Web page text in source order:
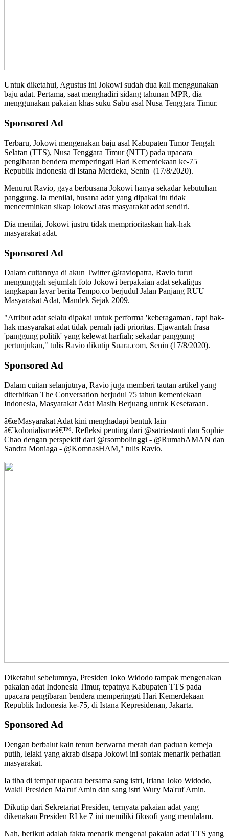
Untuk diketahui, Agustus ini Jokowi sudah dua kali menggunakan
baju adat. Pertama, saat menghadiri sidang tahunan MPR, dia
menggunakan pakaian khas suku Sabu asal Nusa Tenggara Timur.
Sponsored Ad
Terbaru, Jokowi mengenakan baju asal Kabupaten Timor Tengah
Selatan (TTS), Nusa Tenggara Timur (NTT) pada upacara
pengibaran bendera memperingati Hari Kemerdekaan ke-75
Republik Indonesia di Istana Merdeka, Senin (17/8/2020).
Menurut Ravio, gaya berbusana Jokowi hanya sekadar kebutuhan
panggung. Ia menilai, busana adat yang dipakai itu tidak
mencerminkan sikap Jokowi atas masyarakat adat sendiri.
Dia menilai, Jokowi justru tidak memprioritaskan hak-hak
masyarakat adat.
Sponsored Ad
Dalam cuitannya di akun Twitter @raviopatra, Ravio turut
mengunggah sejumlah foto Jokowi berpakaian adat sekaligus
tangkapan layar berita Tempo.co berjudul Jalan Panjang RUU
Masyarakat Adat, Mandek Sejak 2009.
"Atribut adat selalu dipakai untuk performa 'keberagaman', tapi hak-
hak masyarakat adat tidak pernah jadi prioritas. Ejawantah frasa
'panggung politik' yang kelewat harfiah; sekadar panggung
pertunjukan," tulis Ravio dikutip Suara.com, Senin (17/8/2020).
Sponsored Ad
Dalam cuitan selanjutnya, Ravio juga memberi tautan artikel yang
diterbitkan The Conversation berjudul 75 tahun kemerdekaan
Indonesia, Masyarakat Adat Masih Berjuang untuk Kesetaraan.
â€œMasyarakat Adat kini menghadapi bentuk lain
â€˜kolonialismeâ€™. Refleksi penting dari @satriastanti dan Sophie
Chao dengan perspektif dari @rsombolinggi - @RumahAMAN dan
Sandra Moniaga - @KomnasHAM," tulis Ravio.
Diketahui sebelumnya, Presiden Joko Widodo tampak mengenakan
pakaian adat Indonesia Timur, tepatnya Kabupaten TTS pada
upacara pengibaran bendera memperingati Hari Kemerdekaan
Republik Indonesia ke-75, di Istana Kepresidenan, Jakarta.
Sponsored Ad
Dengan berbalut kain tenun berwarna merah dan paduan kemeja
putih, lelaki yang akrab disapa Jokowi ini sontak menarik perhatian
masyarakat.
Ia tiba di tempat upacara bersama sang istri, Iriana Joko Widodo,
Wakil Presiden Ma'ruf Amin dan sang istri Wury Ma'ruf Amin.
Dikutip dari Sekretariat Presiden, ternyata pakaian adat yang
dikenakan Presiden RI ke 7 ini memiliki filosofi yang mendalam.
Nah, berikut adalah fakta menarik mengenai pakaian adat TTS yang